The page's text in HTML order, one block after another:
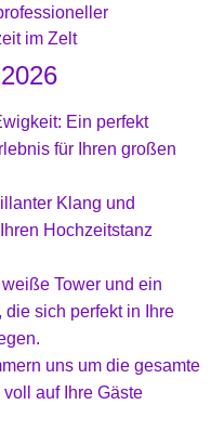
Ein perfekt
für Ihren großen
Klang und
Hochzeitstanz
Tower und ein
die sich perfekt in Ihre
uns um die gesamte
auf Ihre Gäste